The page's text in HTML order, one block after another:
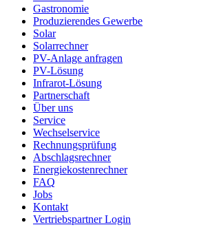
Gastronomie
Produzierendes Gewerbe
Solar
Solarrechner
PV-Anlage anfragen
PV-Lösung
Infrarot-Lösung
Partnerschaft
Über uns
Service
Wechselservice
Rechnungsprüfung
Abschlagsrechner
Energiekostenrechner
FAQ
Jobs
Kontakt
Vertriebspartner Login